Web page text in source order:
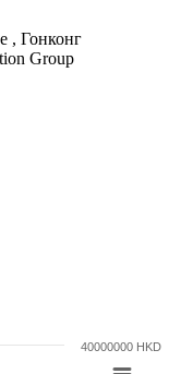
, Гонконг
Group
40000000 HKD